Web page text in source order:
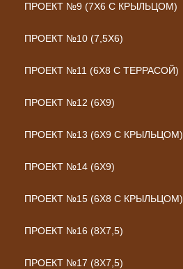
ПРОЕКТ №9 (7Х6 С КРЫЛЬЦОМ)
ПРОЕКТ №10 (7,5Х6)
ПРОЕКТ №11 (6Х8 С ТЕРРАСОЙ)
ПРОЕКТ №12 (6Х9)
ПРОЕКТ №13 (6Х9 С КРЫЛЬЦОМ)
ПРОЕКТ №14 (6Х9)
ПРОЕКТ №15 (6Х8 С КРЫЛЬЦОМ)
ПРОЕКТ №16 (8Х7,5)
ПРОЕКТ №17 (8Х7,5)